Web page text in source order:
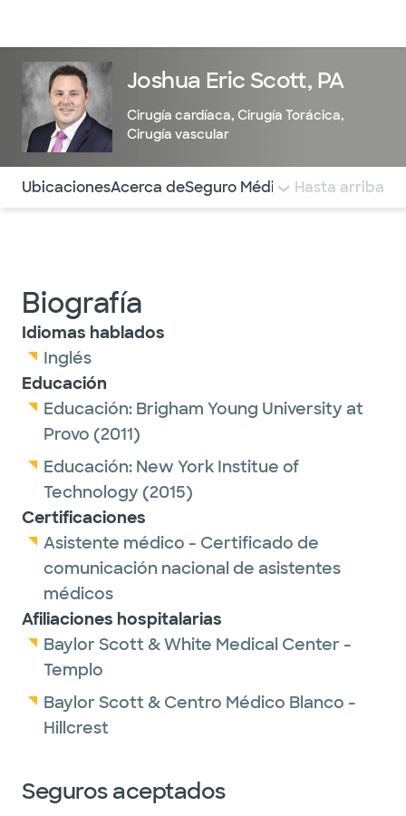
Joshua Eric Scott, PA
Cirugía cardíaca, Cirugía Torácica,
Cirugía vascular
Utilice esta navegación para saltar rápidamente a
UbicacionesAcerca deSeguro Médico COMENTARIOS
Hasta arriba
Biografía
Idiomas hablados
Inglés
Educación
Educación: Brigham Young University at
Provo (2011)
Educación: New York Institue of
Technology (2015)
Certificaciones
Asistente médico - Certificado de
comunicación nacional de asistentes
médicos
Afiliaciones hospitalarias
Baylor Scott & White Medical Center -
Templo
Baylor Scott & Centro Médico Blanco -
Hillcrest
Seguros aceptados